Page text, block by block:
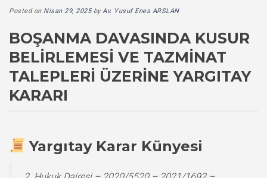
Posted on Nisan 29, 2025byAv. Yusuf Enes ARSLAN
BOŞANMA DAVASINDA KUSUR
BELIRLEMESI VE TAZMINAT
TALEPLERI ÜZERINE YARGITAY
KARARI
Yargıtay Karar Künyesi